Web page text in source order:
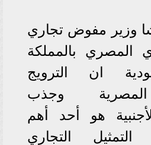
وزير مفوض تجاري
المصري بالمملكة
ان الترويج
وجذب
هو أحد أهم
التجاري